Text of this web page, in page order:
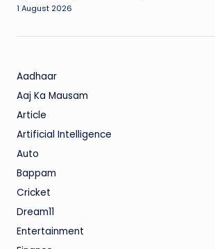
1 August 2026
Aadhaar
Aaj Ka Mausam
Article
Artificial Intelligence
Auto
Bappam
Cricket
Dream11
Entertainment